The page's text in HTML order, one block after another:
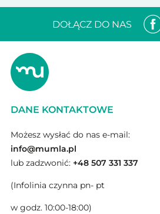
DOŁĄCZ DO NAS
DANE KONTAKTOWE
Możesz wysłać do nas e-mail:
info@mumla.pl
lub zadzwonić: +48 507 331 337
(Infolinia czynna pn- pt
w godz. 10:00-18:00)